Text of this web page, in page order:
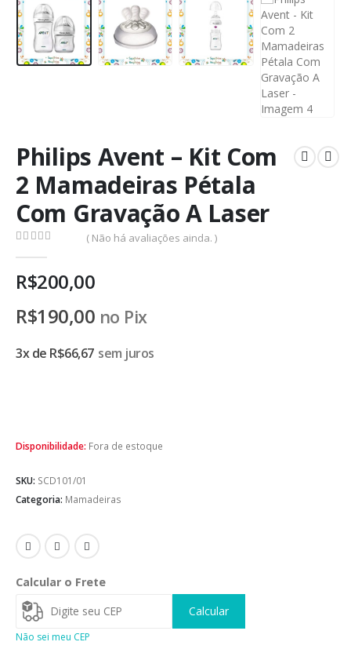
Philips Avent – Kit Com
2 Mamadeiras Pétala
Com Gravação A Laser
( Não há avaliações ainda. )
R$200,00
R$190,00 no Pix
3x de R$66,67 sem juros
Disponibilidade: Fora de estoque
SKU: SCD101/01
Categoria: Mamadeiras
Calcular o Frete
Calcular
Não sei meu CEP